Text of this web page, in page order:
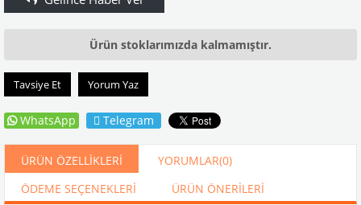
Ürün stoklarımızda kalmamıştır.
Tavsiye Et Yorum Yaz
WhatsApp Telegram
ÜRÜN ÖZELLIKLERI YORUMLAR(0)
ÖDEME SEÇENEKLERI
ÜRÜN ÖNERILERI